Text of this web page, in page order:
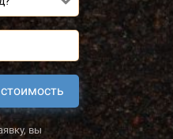
вы